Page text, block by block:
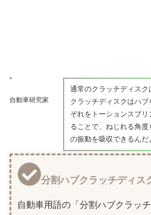
自動車研究家
通常のクラッチディス
クラッチディスクはハ
ぞれをトーションスプ
ることで、ねじれる角度
の振動を吸収できるんだ
分割ハブクラッチディス
自動車用語の「分割ハブクラッ